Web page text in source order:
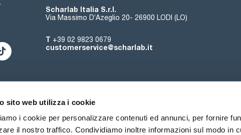
sito web utilizza i cookie
i cookie per personalizzare contenuti ed annunci, per fornire
il nostro traffico. Condividiamo inoltre informazioni sul modo in
Scharlab Italia S.r.l.
Via Massimo D’Azeglio 20- 26900 LODI (LO)
T +39 02 9823 0679
customerservice@scharlab.it